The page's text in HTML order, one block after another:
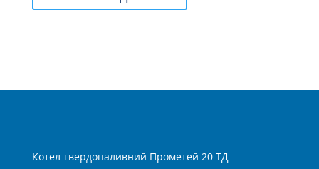
Котел твердопаливний Прометей 20 ТД